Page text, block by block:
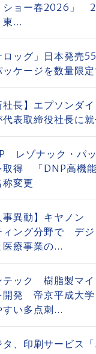
ショー春2026」
東...
ロッグ」日本発売
ッケージを数量限
社長】エプソンダ
代表取締役社長に
レゾナック・パ
取得 「DNP高機能
称変更
事異動】キヤノン
ィング分野で デジ
医療事業の...
テック 樹脂製マイ
開発 帝京平成大学
すい多点刺...
タ、印刷サービス